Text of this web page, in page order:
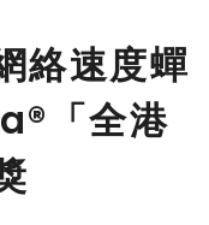
絡速度蟬
「全港